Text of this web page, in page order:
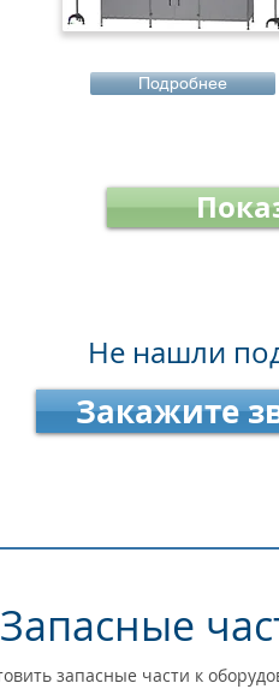
Подробнее
Не нашли
Закажите
Запасные
запасные части к